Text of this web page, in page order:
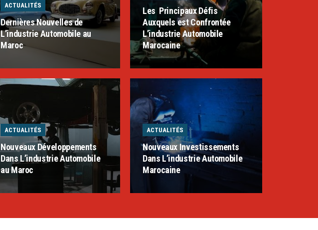
ACTUALITÉS
Dernières Nouvelles de
L’industrie Automobile au
Maroc
Les Principaux Défis
Auxquels est Confrontée
L’industrie Automobile
Marocaine
ACTUALITÉS
Nouveaux Développements
Dans L’industrie Automobile
au Maroc
ACTUALITÉS
Nouveaux Investissements
Dans L’industrie Automobile
Marocaine